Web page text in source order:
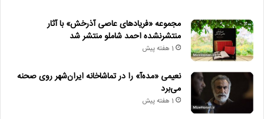
مجموعه «فریادهای عاصی آذرخش» با آثار
منتشرنشده احمد شاملو منتشر شد
1 هفته پیش
نعیمی «مده‌آ» را در تماشاخانه ایران‌شهر روی صحنه
می‌برد
1 هفته پیش